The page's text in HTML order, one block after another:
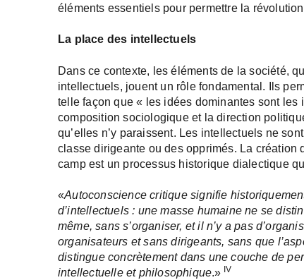
éléments essentiels pour permettre la
La place des intellectuels
Dans ce contexte, les éléments de la société,
intellectuels, jouent un rôle fondamental. Ils
telle façon que « les idées dominantes sont
composition sociologique et la direction
qu’elles n’y paraissent. Les intellectuels ne
classe dirigeante ou des opprimés. La création
camp est un processus historique dialectique
«Autoconscience critique signifie
d’intellectuels : une masse humaine ne se
même, sans s’organiser, et il n’y a pas
organisateurs et sans dirigeants, sans que
distingue concrètement dans une couche de
intellectuelle et philosophique.» IV